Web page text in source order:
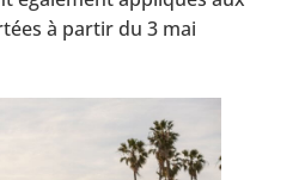
à partir du 3 mai